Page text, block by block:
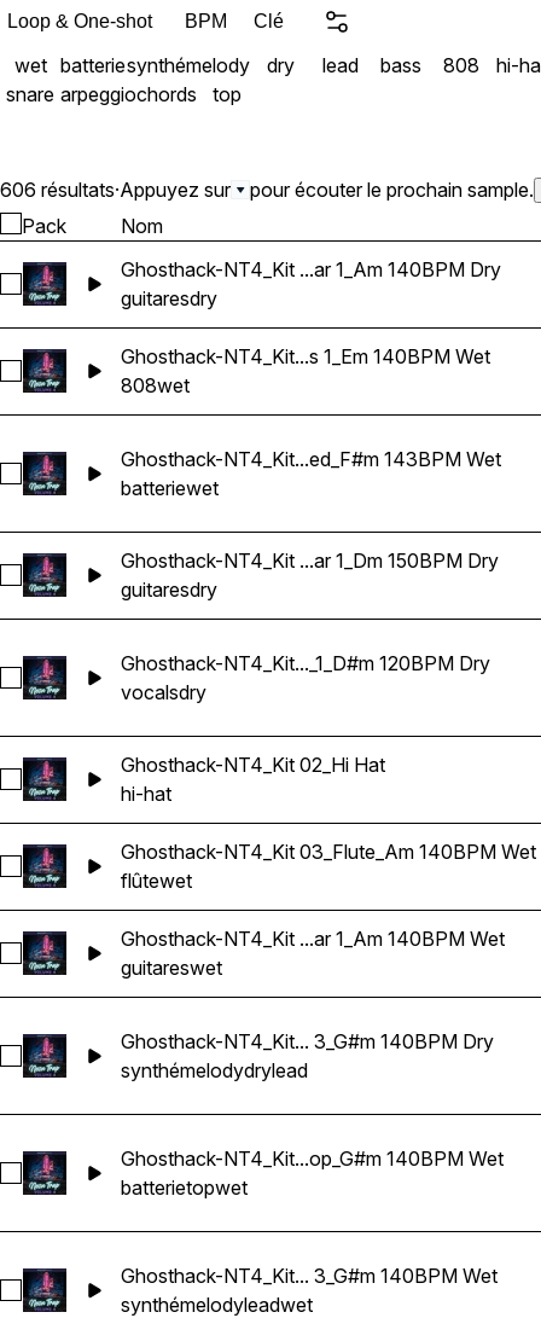
808s that punch harder
audience. Layering and
certainly the most time-
Loop & One-shot BPM Clé
wet batteriesynthémelody dry lead bass 808
hi-
snare arpeggiochords top
606 résultats·Appuyez sur
pour écouter le prochain sample.
Pack
Nom
Sélectionnez Ghosthack-NT4_Kit 03_Guitar 1_Am 140BPM
Ghosthack-NT4_Kit ...ar 1_Am 140BPM Dry
guitaresdry
Sélectionnez Ghosthack-NT4_Kit 08_808 Bass 1_Em
Ghosthack-NT4_Kit...s 1_Em 140BPM Wet
808wet
Sélectionnez Ghosthack-NT4_Kit 15_Drum
Ghosthack-NT4_Kit...ed_F#m 143BPM Wet
batteriewet
Sélectionnez Ghosthack-NT4_Kit 01_Guitar 1_Dm 150BPM
Ghosthack-NT4_Kit ...ar 1_Dm 150BPM Dry
guitaresdry
Sélectionnez Ghosthack-NT4_Kit 02_Vocal Loop_1_D#m
Ghosthack-NT4_Kit..._1_D#m 120BPM Dry
vocalsdry
Sélectionnez Ghosthack-NT4_Kit 02_Hi Hat
Ghosthack-NT4_Kit 02_Hi Hat
hi-hat
Sélectionnez Ghosthack-NT4_Kit 03_Flute_Am 140BPM Wet
Ghosthack-NT4_Kit 03_Flute_Am 140BPM Wet
flûtewet
Sélectionnez Ghosthack-NT4_Kit 03_Guitar 1_Am 140BPM
Ghosthack-NT4_Kit ...ar 1_Am 140BPM Wet
guitareswet
Sélectionnez Ghosthack-NT4_Kit 05_Lead Melody 3_G#m
Ghosthack-NT4_Kit... 3_G#m 140BPM Dry
synthémelodydrylead
Sélectionnez Ghosthack-NT4_Kit 05_Drum Loop_Top_G#m
Ghosthack-NT4_Kit...op_G#m 140BPM Wet
batterietopwet
Sélectionnez Ghosthack-NT4_Kit 05_Lead Melody 3_G#m
Ghosthack-NT4_Kit... 3_G#m 140BPM Wet
synthémelodyleadwet